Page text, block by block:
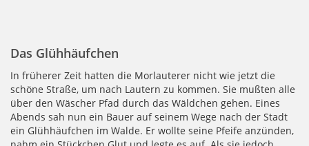
Das Glühhäufchen
In früherer Zeit hatten die Morlauterer nicht wie jetzt die
schöne Straße, um nach Lautern zu kommen. Sie mußten alle
über den Wäscher Pfad durch das Wäldchen gehen. Eines
Abends sah nun ein Bauer auf seinem Wege nach der Stadt
ein Glühhäufchen im Walde. Er wollte seine Pfeife anzünden,